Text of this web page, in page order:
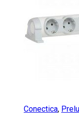
Conectica,